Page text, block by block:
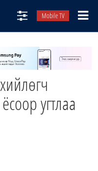
Mobile TV
угтлаа